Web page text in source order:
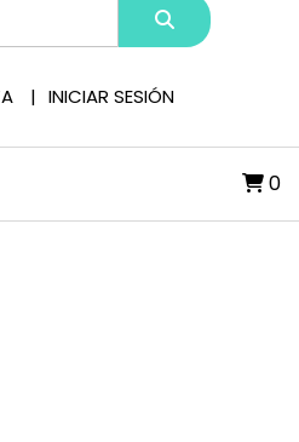
INICIAR SESIÓN
0